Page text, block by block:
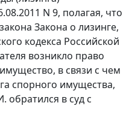
N 9, полагая, что
Закона о лизинге,
кодекса Российской
возникло право
в связи с чем
спорного имущества,
обратился в суд с